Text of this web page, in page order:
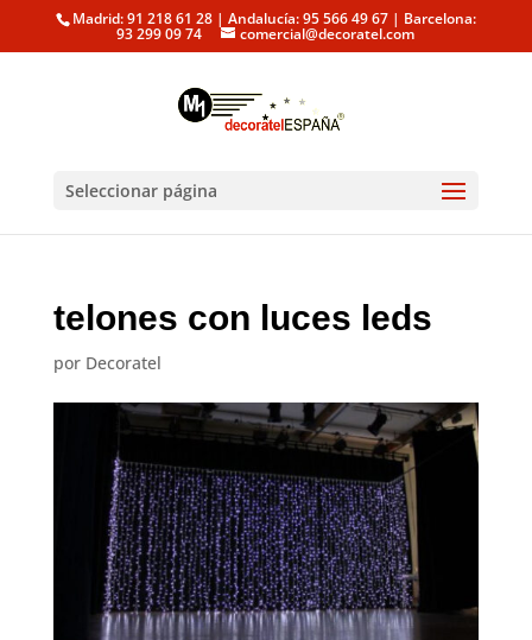
Madrid: 91 218 61 28 | Andalucía: 95 566 49 67 | Barcelona:
93 299 09 74 comercial@decoratel.com
Seleccionar página
telones con luces leds
por Decoratel